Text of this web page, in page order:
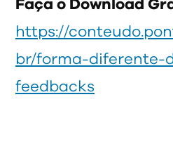
Faça o Download
https://
br/forma-diferente-
feedbacks